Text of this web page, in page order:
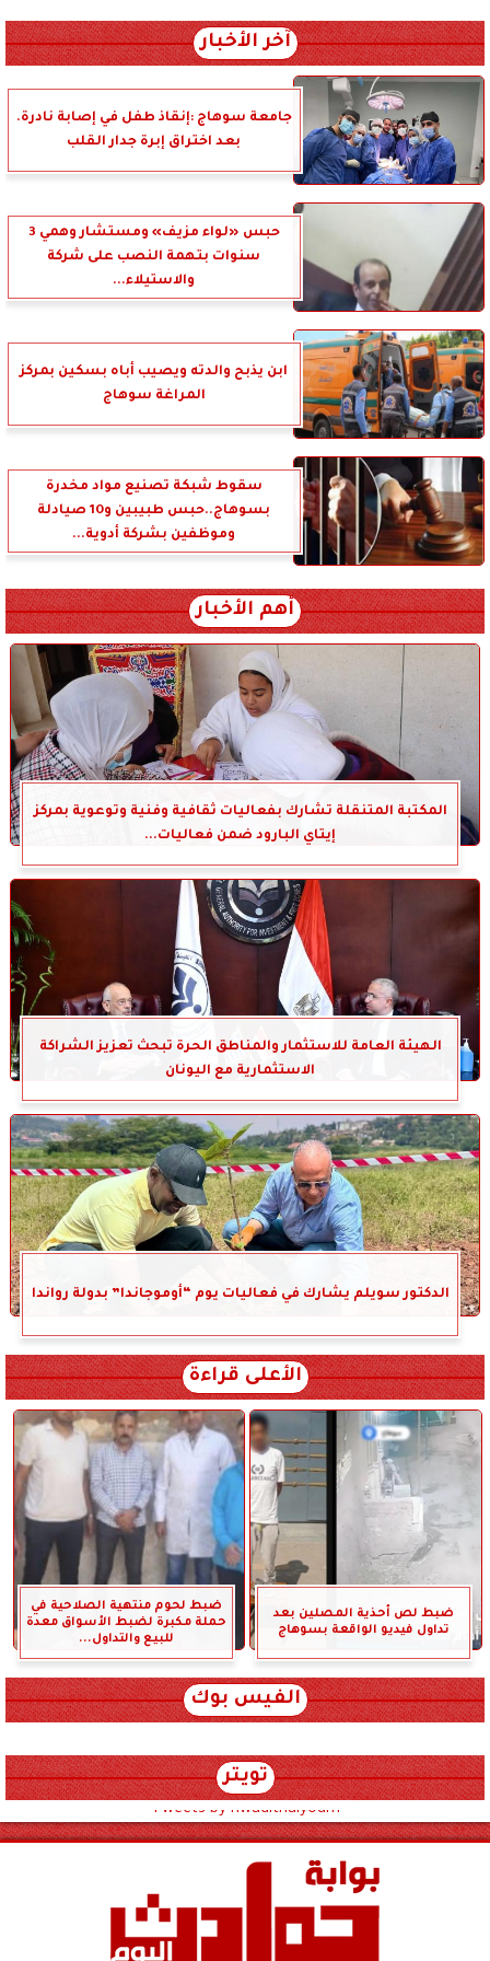
آخر الأخبار
جامعة سوهاج :إنقاذ طفل في إصابة نادرة.
بعد اختراق إبرة جدار القلب
حبس «لواء مزيف» ومستشار وهمي 3
سنوات بتهمة النصب على شركة
والاستيلاء...
ابن يذبح والدته ويصيب أباه بسكين بمركز
المراغة سوهاج
سقوط شبكة تصنيع مواد مخدرة
بسوهاج..حبس طبيبين و10 صيادلة
وموظفين بشركة أدوية...
أهم الأخبار
المكتبة المتنقلة تشارك بفعاليات ثقافية وفنية وتوعوية بمركز
إيتاي البارود ضمن فعاليات...
الهيئة العامة للاستثمار والمناطق الحرة تبحث تعزيز الشراكة
الاستثمارية مع اليونان
الدكتور سويلم يشارك في فعاليات يوم “أوموجاندا” بدولة رواندا
الأعلى قراءة
ضبط لص أحذية المصلين بعد
تداول فيديو الواقعة بسوهاج
ضبط لحوم منتهية الصلاحية في
حملة مكبرة لضبط الأسواق معدة
للبيع والتداول...
الفيس بوك
تويتر
Tweets by hwadithalyoum